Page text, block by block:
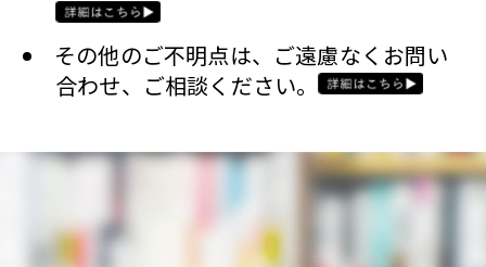
その他のご不明点は、ご遠慮なくお問い
合わせ、ご相談ください。